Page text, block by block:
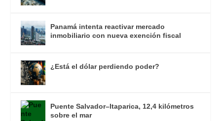
Panamá intenta reactivar mercado
inmobiliario con nueva exención fiscal
¿Está el dólar perdiendo poder?
Puente Salvador–Itaparica, 12,4 kilómetros
sobre el mar